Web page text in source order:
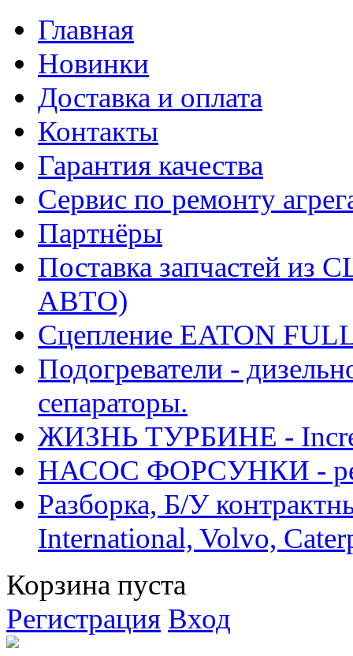
Главная
Новинки
Доставка и оплата
Контакты
Гарантия качества
Сервис по ремонту
Партнёры
Поставка запчастей
АВТО)
Сцепление EATON
Подогреватели -
сепараторы.
ЖИЗНЬ ТУРБИНЕ -
НАСОС ФОРСУНКИ -
Разборка, Б/У
International, Volvo,
Корзина пуста
Регистрация Вход